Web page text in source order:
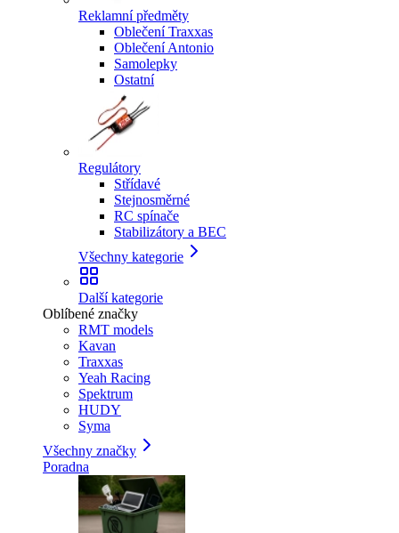
Reklamní předměty
Oblečení Traxxas
Oblečení Antonio
Samolepky
Ostatní
Regulátory
Střídavé
Stejnosměrné
RC spínače
Stabilizátory a BEC
Všechny kategorie
Další kategorie
Oblíbené značky
RMT models
Kavan
Traxxas
Yeah Racing
Spektrum
HUDY
Syma
Všechny značky
Poradna